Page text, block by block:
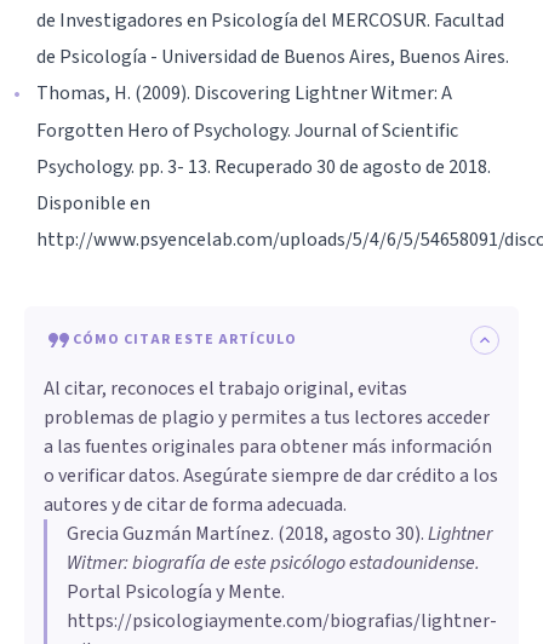
de Investigadores en Psicología del MERCOSUR. Facultad
de Psicología - Universidad de Buenos Aires, Buenos Aires.
Thomas, H. (2009). Discovering Lightner Witmer: A
Forgotten Hero of Psychology. Journal of Scientific
Psychology. pp. 3- 13. Recuperado 30 de agosto de 2018.
Disponible en
http://www.psyencelab.com/uploads/5/4/6/5/54658091/
CÓMO CITAR ESTE ARTÍCULO
Al citar, reconoces el trabajo original, evitas
problemas de plagio y permites a tus lectores acceder
a las fuentes originales para obtener más información
o verificar datos. Asegúrate siempre de dar crédito a los
autores y de citar de forma adecuada.
Grecia Guzmán Martínez. (2018, agosto 30).Lightner
Witmer: biografía de este psicólogo estadounidense.
Portal Psicología y Mente.
https://psicologiaymente.com/biografias/lightner-